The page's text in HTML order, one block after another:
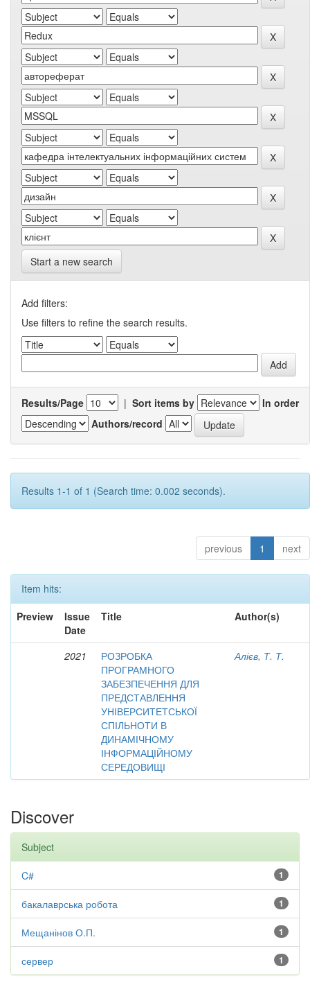
Start a new search
Add filters:
Use filters to refine the search results.
Results/Page | Sort items by
In order
Authors/record
Results 1-1 of 1 (Search time: 0.002 seconds).
previous 1 next
Item hits:
Preview
Issue
Date
Title Author(s)
2021
РОЗРОБКА
ПРОГРАМНОГО
ЗАБЕЗПЕЧЕННЯ ДЛЯ
ПРЕДСТАВЛЕННЯ
УНІВЕРСИТЕТСЬКОЇ
СПІЛЬНОТИ В
ДИНАМІЧНОМУ
ІНФОРМАЦІЙНОМУ
СЕРЕДОВИЩІ
Алієв, Т. Т.
Discover
Subject
1
C#
1
бакалаврська робота
1
Мещанінов О.П.
1
сервер